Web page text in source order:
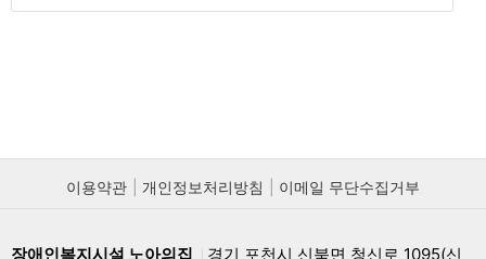
이용약관 개인정보처리방침 이메일 무단수집거부
장애인복지시설 노아의집 경기 포천시 신북면 청신로 1095(신